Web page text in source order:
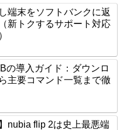
端末をソフトバンクに返
新トクするサポート対応
の導入ガイド：ダウンロ
主要コマンド一覧まで徹
nubia flip 2は史上最悪端